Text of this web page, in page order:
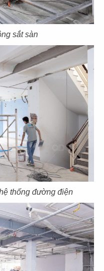
sắt sàn
thống đường điện
DELI
CN Khu đô thị SALA - Q.2
DENKI
Thảo Điền, Q.2
Vincom Đồng Khởi